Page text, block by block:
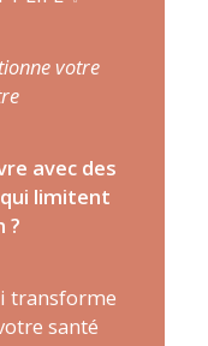
votre
avec des
limitent
?
transforme
santé